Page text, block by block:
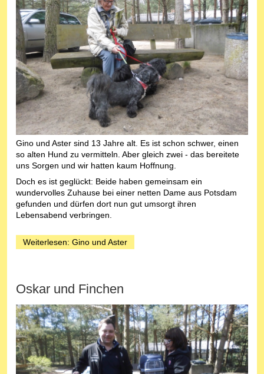
Gino und Aster sind 13 Jahre alt. Es ist schon schwer, einen
so alten Hund zu vermitteln. Aber gleich zwei - das bereitete
uns Sorgen und wir hatten kaum Hoffnung.
Doch es ist geglückt: Beide haben gemeinsam ein
wundervolles Zuhause bei einer netten Dame aus Potsdam
gefunden und dürfen dort nun gut umsorgt ihren
Lebensabend verbringen.
Weiterlesen: Gino und Aster
Oskar und Finchen